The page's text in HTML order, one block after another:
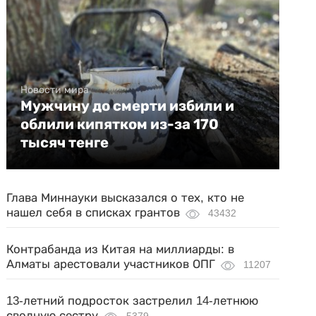
Новости мира
Мужчину до смерти избили и
облили кипятком из-за 170
тысяч тенге
Глава Миннауки высказался о тех, кто не
нашел себя в списках грантов
43432
Контрабанда из Китая на миллиарды: в
Алматы арестовали участников ОПГ
11207
13-летний подросток застрелил 14-летнюю